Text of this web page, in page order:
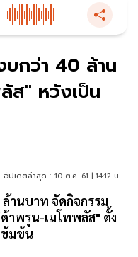
กว่า 40 ล้าน
ส" หวังเป็น
อัปเดตล่าสุด : 10 ต.ค. 61 | 14:12 น.
านบาท จัดกิจกรรม
าพรุน-เมโทพลัส" ตั้ง
ข้มข้น